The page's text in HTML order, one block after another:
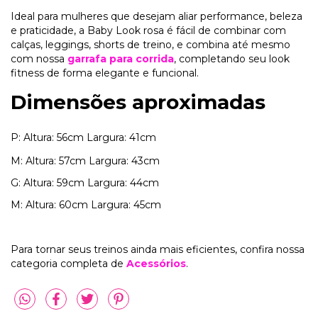
Ideal para mulheres que desejam aliar performance, beleza
e praticidade, a Baby Look rosa é fácil de combinar com
calças, leggings, shorts de treino, e combina até mesmo
com nossa garrafa para corrida, completando seu look
fitness de forma elegante e funcional.
Dimensões aproximadas
P: Altura: 56cm Largura: 41cm
M: Altura: 57cm Largura: 43cm
G: Altura: 59cm Largura: 44cm
M: Altura: 60cm Largura: 45cm
Para tornar seus treinos ainda mais eficientes, confira nossa
categoria completa de Acessórios.